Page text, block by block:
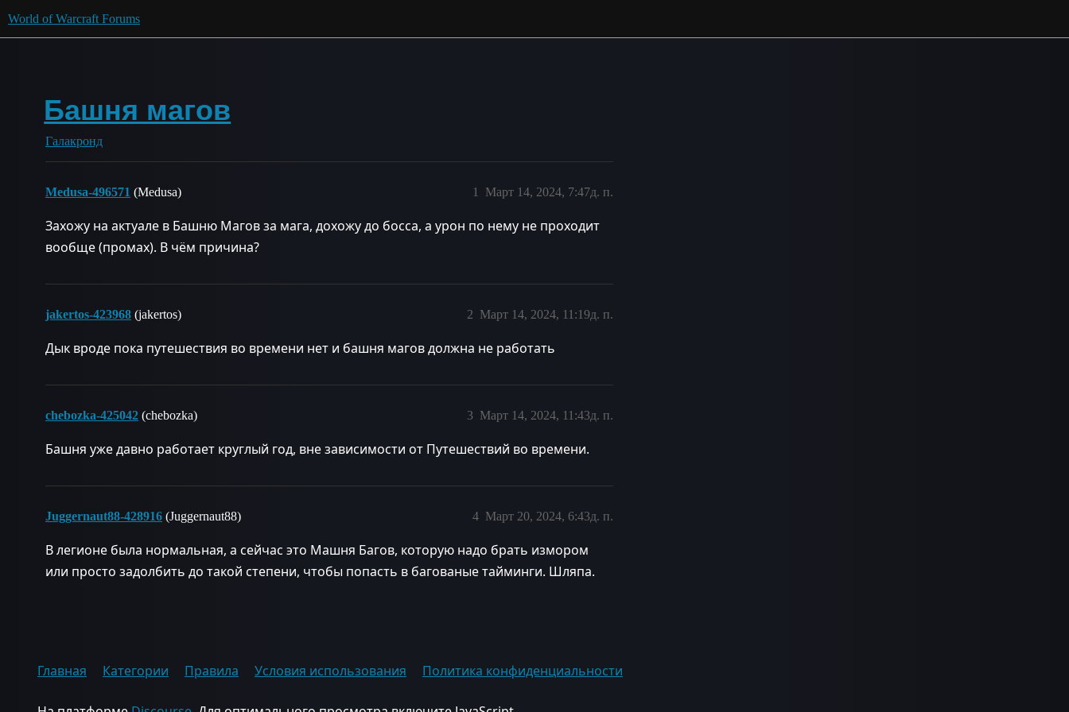
World of Warcraft Forums
Башня магов
Галакронд
Medusa-496571 (Medusa) Март 14, 2024, 7:47д. п.
1
Захожу на актуале в Башню Магов за мага, дохожу до босса, а урон по нему не проходит
вообще (промах). В чём причина?
jakertos-423968 (jakertos) Март 14, 2024, 11:19д. п.
2
Дык вроде пока путешествия во времени нет и башня магов должна не работать
chebozka-425042 (chebozka) Март 14, 2024, 11:43д. п.
3
Башня уже давно работает круглый год, вне зависимости от Путешествий во времени.
Juggernaut88-428916 (Juggernaut88) Март 20, 2024, 6:43д. п.
4
В легионе была нормальная, а сейчас это Машня Багов, которую надо брать измором
или просто задолбить до такой степени, чтобы попасть в багованые тайминги. Шляпа.
Главная Категории Правила Условия использования Политика конфиденциальности